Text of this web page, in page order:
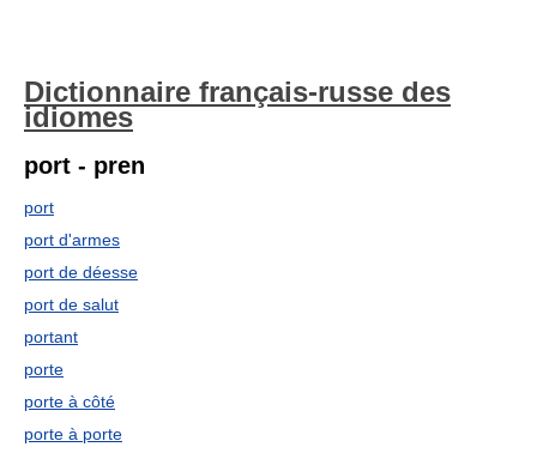
Dictionnaire français-russe des
idiomes
port - pren
port
port d'armes
port de déesse
port de salut
portant
porte
porte à côté
porte à porte